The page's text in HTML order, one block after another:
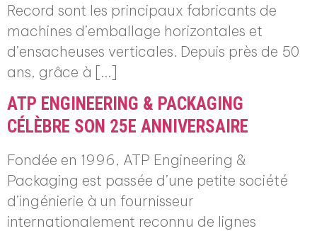
Record sont les principaux fabricants de
machines d’emballage horizontales et
d’ensacheuses verticales. Depuis près de 50
ans, grâce à […]
ATP ENGINEERING & PACKAGING
CÉLÈBRE SON 25E ANNIVERSAIRE
Fondée en 1996, ATP Engineering &
Packaging est passée d’une petite société
d’ingénierie à un fournisseur
internationalement reconnu de lignes